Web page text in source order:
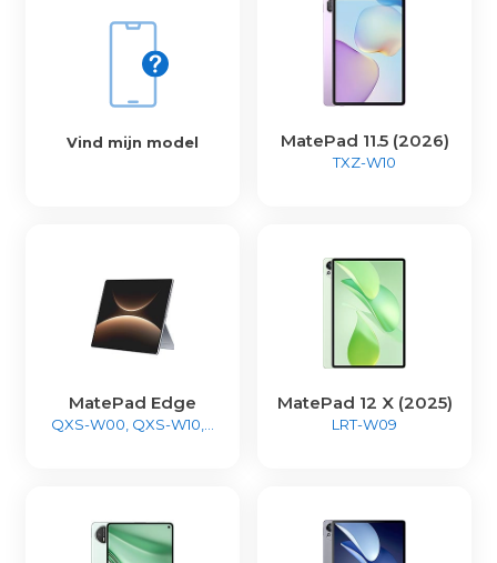
Vind mijn model MatePad 11.5 (2026)
TXZ-W10
MatePad Edge
QXS-W00, QXS-W10,...
MatePad 12 X (2025)
LRT-W09